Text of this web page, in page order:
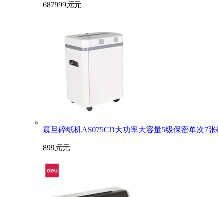
687999元元
震旦碎纸机AS075CD大功率大容量5级保密单次7张
899元元